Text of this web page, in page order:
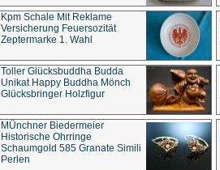
Kpm Schale Mit Reklame
Versicherung Feuersozität
Zeptermarke 1. Wahl
Toller Glücksbuddha Budda
Unikat Happy Buddha Mönch
Glücksbringer Holzfigur
MÜnchner Biedermeier
Historische Ohrringe
Schaumgold 585 Granate Simili
Perlen